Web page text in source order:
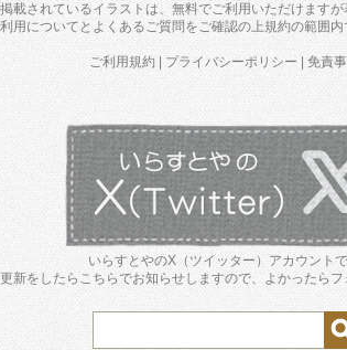
載されているイラストは、無料でご利用いただけますが
用について と よくあるご質問をご確認の上規約の範囲内
ご利用規約 プライバシーポリシー 免責
いらすとやのX（ツイッター）アカウント
更新をしたらこちらでお知らせしますので、よかったら